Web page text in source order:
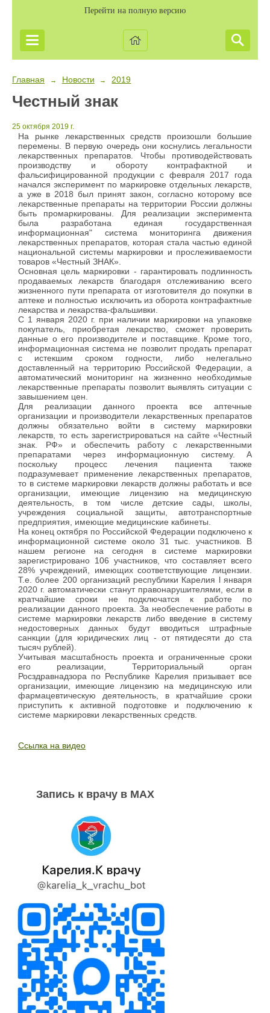
Перейти на полную версию
Главная → Новости → 2019
Честный знак
25 октября 2019 г.
На рынке лекарственных средств произошли большие
перемены. В первую очередь они коснулись легальности
лекарственных препаратов. Чтобы противодействовать
производству и обороту контрафактной и
фальсифицированной продукции с февраля 2017 года
начался эксперимент по маркировке отдельных лекарств,
а уже в 2018 был принят закон, согласно которому все
лекарственные препараты на территории России должны
быть промаркированы. Для реализации эксперимента
была разработана единая государственная
информационная" система мониторинга движения
лекарственных препаратов, которая стала частью единой
национальной системы маркировки и прослеживаемости
товаров «Честный ЗНАК».
Основная цель маркировки - гарантировать подлинность
продаваемых лекарств благодаря отслеживанию всего
жизненного пути препарата от изготовителя до покупки в
аптеке и полностью исключить из оборота контрафактные
лекарства и лекарства-фальшивки.
С 1 января 2020 г. при наличии маркировки на упаковке
покупатель, приобретая лекарство, сможет проверить
данные о его производителе и поставщике. Кроме того,
информационная система не позволит продать препарат
с истекшим сроком годности, либо нелегально
доставленный на территорию Российской Федерации, а
автоматический мониторинг на жизненно необходимые
лекарственные препараты позволит выявлять ситуации с
завышением цен.
Для реализации данного проекта все аптечные
организации и производители лекарственных препаратов
должны обязательно войти в систему маркировки
лекарств, то есть зарегистрироваться на сайте «Честный
знак. РФ» и обеспечить работу с лекарственными
препаратами через информационную систему. А
поскольку процесс лечения пациента также
подразумевает применение лекарственных препаратов,
то в системе маркировки лекарств должны работать и все
организации, имеющие лицензию на медицинскую
деятельность, в том числе детские сады, школы,
учреждения социальной защиты, автотранспортные
предприятия, имеющие медицинские кабинеты.
На конец октября по Российской Федерации подключено к
информационной системе около 31 тыс. участников. В
нашем регионе на сегодня в системе маркировки
зарегистрировано 106 участников, что составляет всего
28% учреждений, имеющих соответствующие лицензии.
Т.е. более 200 организаций республики Карелия l января
2020 г. автоматически станут правонарушителями, если в
кратчайшие сроки не подключатся к работе по
реализации данного проекта. За необеспечение работы в
системе маркировки лекарств либо введение в систему
недостоверных данных будут вводиться штрафные
санкции (для юридических лиц - от пятидесяти до ста
тысяч рублей).
Учитывая масштабность проекта и ограниченные сроки
его реализации, Территориальный орган
Росздравнадзора по Республике Карелия призывает все
организации, имеющие лицензию на медицинскую или
фармацевтическую деятельность, в кратчайшие сроки
приступить к активной подготовке и подключению к
системе маркировки лекарственных средств.
Ссылка на видео
Запись к врачу в MAX